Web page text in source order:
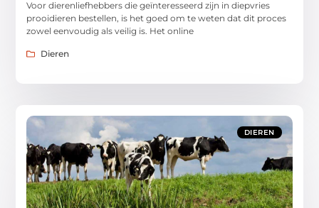
Voor dierenliefhebbers die geïnteresseerd zijn in diepvries
prooidieren bestellen, is het goed om te weten dat dit proces
zowel eenvoudig als veilig is. Het online
Dieren
DIEREN